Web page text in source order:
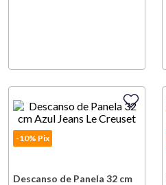
-10% Pix
Descanso de Panela 32 cm